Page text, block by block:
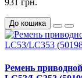
До кошика
Ремень